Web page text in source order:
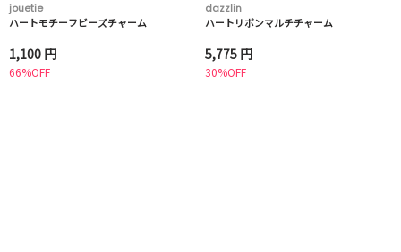
jouetie
ハートモチーフビーズチャーム
1,100 円
66%OFF
dazzlin
ハートリボンマルチチャーム
5,775 円
30%OFF